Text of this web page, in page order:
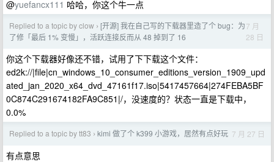
@yuefancx111 哈哈，你这个牛一点
Replied to a topic by clow › [开源] 我在自己写的下载器里造了个 bug：为
了修「最后 1% 变慢」，活跃连接反而从 48 掉到了 16
7 月
28 日
你这个下载器好像还不错，试用了下下载这个文件：
ed2k://|file|cn_windows_10_consumer_editions_version_1909_upd
ated_jan_2020_x64_dvd_47161f17.iso|5417457664|274FEBA5BF
0C874C291674182FA9C851|/，没速度的？状态一直是下载中，
0.0%
Replied to a topic by tt83 › kimi 做了个 k399 小游戏，居然有点好玩 7 月 27 日
有点意思